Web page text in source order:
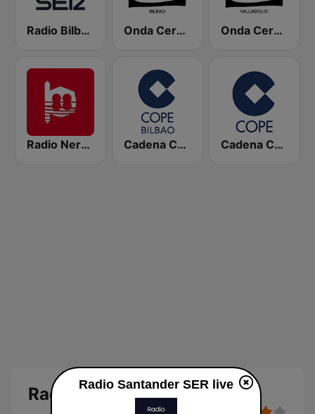
Radio Bilbao SER Onda Cero Bilbao Onda Cero Valladolid
Radio Nervion Cadena COPE Bilbao Cadena COPE
Radio Santander SER
Radio Santander SER live